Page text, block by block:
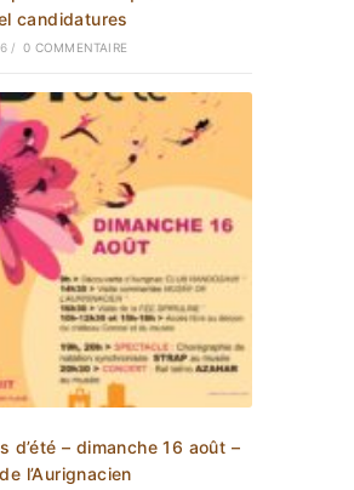
candidatures
/ 0 COMMENTAIRE
d’été – dimanche 16 août –
l’Aurignacien